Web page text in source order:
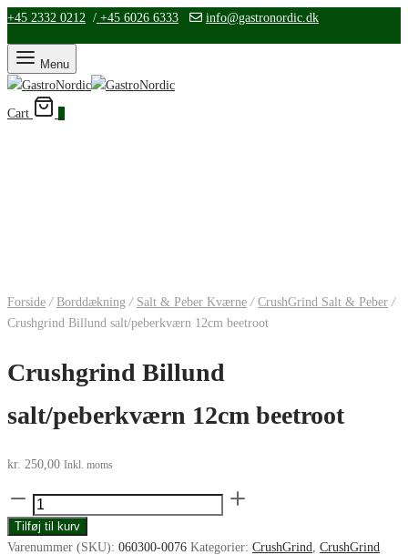
+45 2332 0212 / +45 6026 6333 info@gastronordic.dk
Menu
Cart
Forside / Borddækning / Salt & Peber Kværne / CrushGrind Salt & Peber /
Crushgrind Billund salt/peberkværn 12cm beetroot
Crushgrind Billund
salt/peberkværn 12cm beetroot
kr. 250,00 Inkl. moms
Crushgrind
Billund
salt/peberkværn
Tilføj til kurv
Varenummer (SKU): 060300-0076 Kategorier: CrushGrind CrushGrind